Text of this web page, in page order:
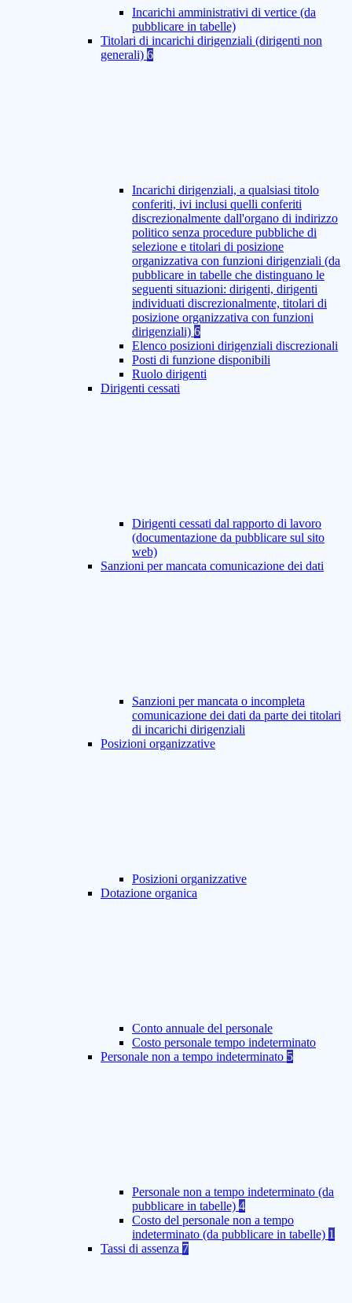
Incarichi amministrativi di vertice (da
pubblicare in tabelle)
Titolari di incarichi dirigenziali (dirigenti non
generali) 6
Incarichi dirigenziali, a qualsiasi titolo
conferiti, ivi inclusi quelli conferiti
discrezionalmente dall'organo di indirizzo
politico senza procedure pubbliche di
selezione e titolari di posizione
organizzativa con funzioni dirigenziali (da
pubblicare in tabelle che distinguano le
seguenti situazioni: dirigenti, dirigenti
individuati discrezionalmente, titolari di
posizione organizzativa con funzioni
dirigenziali) 6
Elenco posizioni dirigenziali discrezionali
Posti di funzione disponibili
Ruolo dirigenti
Dirigenti cessati
Dirigenti cessati dal rapporto di lavoro
(documentazione da pubblicare sul sito
web)
Sanzioni per mancata comunicazione dei dati
Sanzioni per mancata o incompleta
comunicazione dei dati da parte dei titolari
di incarichi dirigenziali
Posizioni organizzative
Posizioni organizzative
Dotazione organica
Conto annuale del personale
Costo personale tempo indeterminato
Personale non a tempo indeterminato 5
Personale non a tempo indeterminato (da
pubblicare in tabelle) 4
Costo del personale non a tempo
indeterminato (da pubblicare in tabelle) 1
Tassi di assenza 7